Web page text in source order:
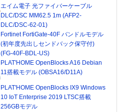
エイム電子 光ファイバーケーブル
DLC/DSC MM62.5 1m (AFP2-
DLC/DSC-62-01)
Fortinet FortiGate-40F バンドルモデル
(初年度先出しセンドバック保守付)
(FG-40F-BDL-US)
PLAT'HOME OpenBlocks A16 Debian
11搭載モデル (OBSA16/D11A)
PLAT'HOME OpenBlocks IX9 Windows
10 IoT Enterprise 2019 LTSC搭載
256GBモデル